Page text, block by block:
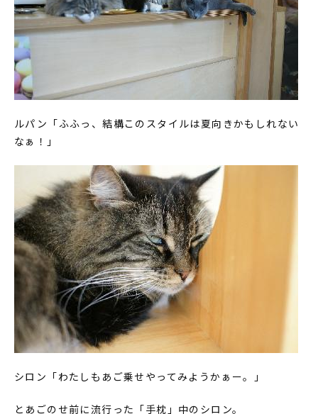
ルパン「ふふっ、結構このスタイルは夏向きかもしれない
なぁ！」
シロン「わたしもあご乗せやってみようかぁー。」
とあごのせ前に流行った「手枕」中のシロン。